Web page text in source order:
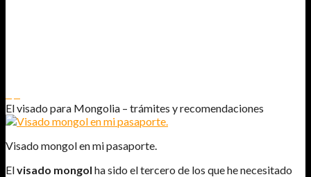
El visado para Mongolia – trámites y recomendaciones
Visado mongol en mi pasaporte.
Elvisado mongol ha sido el tercero de los que he necesitado